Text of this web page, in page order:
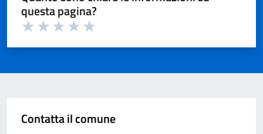
questa pagina?
Contatta il comune